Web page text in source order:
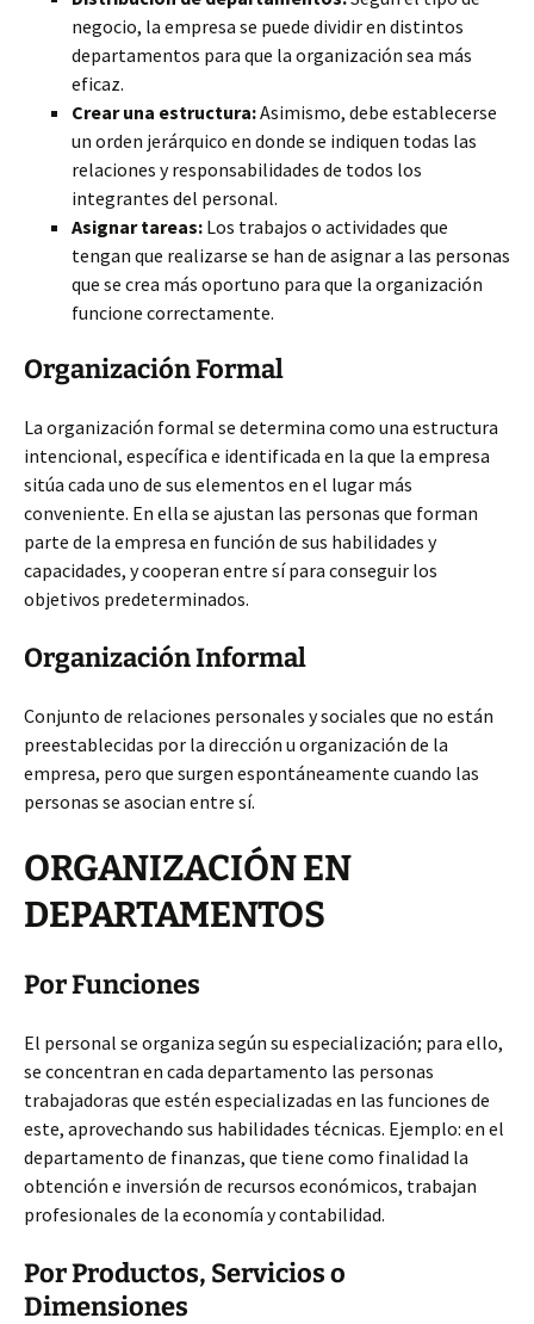
negocio, la empresa se puede dividir en distintos
departamentos para que la organización sea más
eficaz.
Crear una estructura:Asimismo, debe establecerse
un orden jerárquico en donde se indiquen todas las
relaciones y responsabilidades de todos los
integrantes del personal.
Asignar tareas: Los trabajos o actividades que
tengan que realizarse se han de asignar a las personas
que se crea más oportuno para que la organización
funcione correctamente.
Organización Formal
La organización formal se determina como una estructura
intencional, específica e identificada en la que la empresa
sitúa cada uno de sus elementos en el lugar más
conveniente. En ella se ajustan las personas que forman
parte de la empresa en función de sus habilidades y
capacidades, y cooperan entre sí para conseguir los
objetivos predeterminados.
Organización Informal
Conjunto de relaciones personales y sociales que no están
preestablecidas por la dirección u organización de la
empresa, pero que surgen espontáneamente cuando las
personas se asocian entre sí.
ORGANIZACIÓN EN
DEPARTAMENTOS
Por Funciones
El personal se organiza según su especialización; para ello,
se concentran en cada departamento las personas
trabajadoras que estén especializadas en las funciones de
este, aprovechando sus habilidades técnicas. Ejemplo: en el
departamento de finanzas, que tiene como finalidad la
obtención e inversión de recursos económicos, trabajan
profesionales de la economía y contabilidad.
Por Productos, Servicios o
Dimensiones